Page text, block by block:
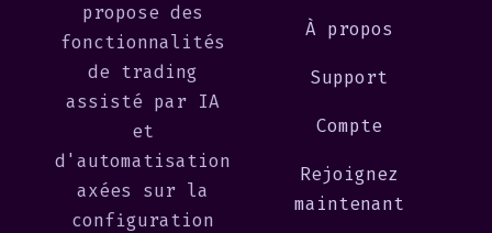
propose des
fonctionnalités
de trading
assisté par IA
et
d'automatisation
axées sur la
configuration
À propos
Support
Compte
Rejoignez
maintenant